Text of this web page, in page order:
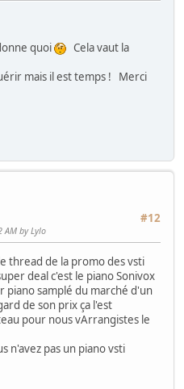
quoi
Cela vaut la
mais il est temps ! Merci
#12
AM by Lylo
thread de la promo des vsti
deal c'est le piano Sonivox
piano samplé du marché d'un
de son prix ça l'est
pour nous vArrangistes le
n'avez pas un piano vsti